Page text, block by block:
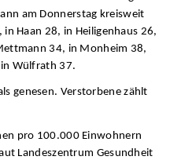
am Donnerstag kreisweit
Haan 28, in Heiligenhaus 26,
34, in Monheim 38,
Wülfrath 37.
genesen. Verstorbene zählt
pro 100.000 Einwohnern
Landeszentrum Gesundheit